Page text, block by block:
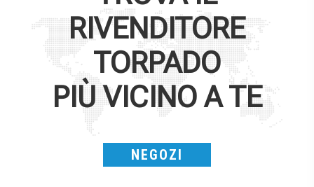
RIVENDITORE
TORPADO
PIÙ VICINO A TE
NEGOZI